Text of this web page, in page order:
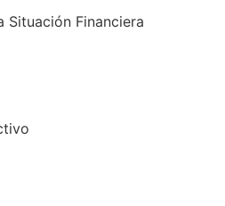
Situación Financiera